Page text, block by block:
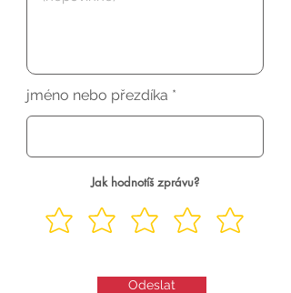
jméno nebo přezdíka
Jak hodnotíš zprávu?
Odeslat